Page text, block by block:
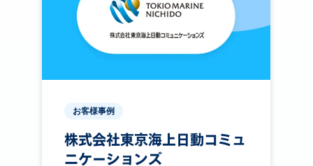
お客様事例
株式会社東京海上日動コミュ
ニケーションズ